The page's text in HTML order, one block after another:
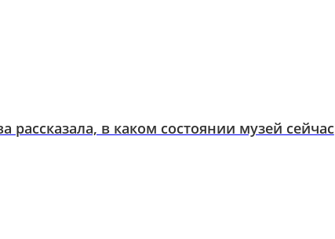
в каком состоянии музей сейчас